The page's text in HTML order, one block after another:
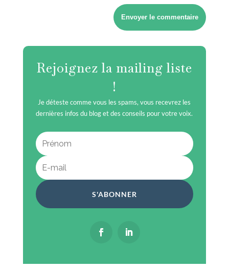
Envoyer le commentaire
Rejoignez la mailing liste
!
Je déteste comme vous les spams, vous recevrez les
dernières infos du blog et des conseils pour votre voix.
S'ABONNER